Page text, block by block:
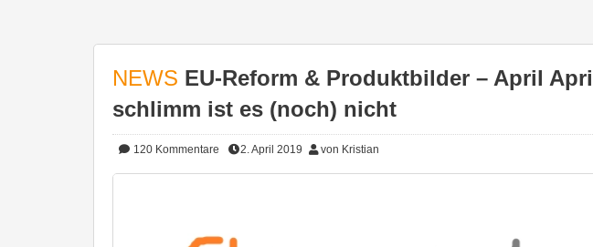
NEWS EU-Reform & Produktbilder – April
schlimm ist es (noch) nicht
120 Kommentare 2. April 2019 von Kristian